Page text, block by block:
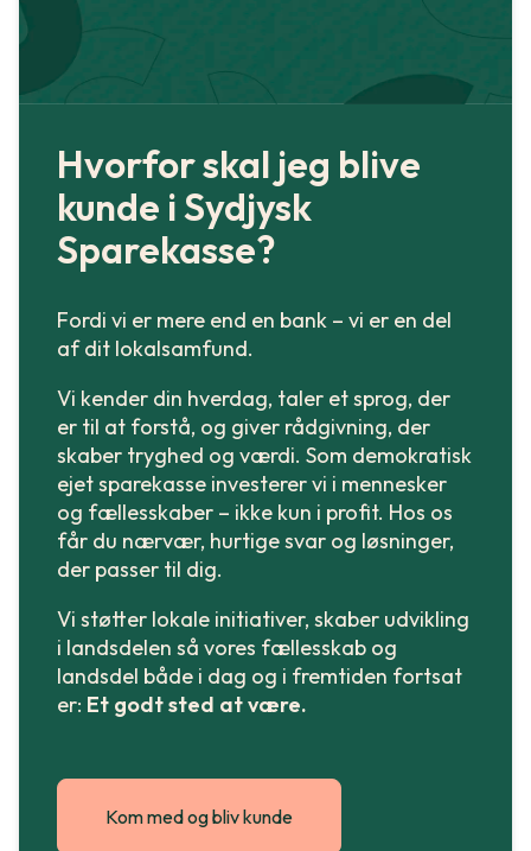
Hvorfor skal jeg blive
kunde i Sydjysk
Sparekasse?
Fordi vi er mere end en bank – vi er en del
af dit lokalsamfund.
Vi kender din hverdag, taler et sprog, der
er til at forstå, og giver rådgivning, der
skaber tryghed og værdi. Som demokratisk
ejet sparekasse investerer vi i mennesker
og fællesskaber – ikke kun i profit. Hos os
får du nærvær, hurtige svar og løsninger,
der passer til dig.
Vi støtter lokale initiativer, skaber udvikling
i landsdelen så vores fællesskab og
landsdel både i dag og i fremtiden fortsat
er: Et godt sted at være.
Kom med og bliv kunde